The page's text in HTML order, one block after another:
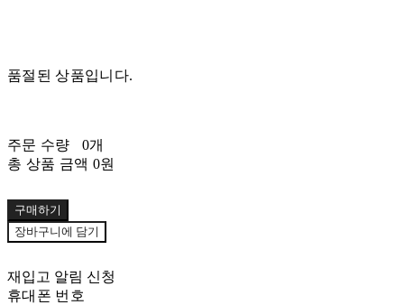
품절된 상품입니다.
주문 수량
0개
총 상품 금액 0원
구매하기
장바구니에 담기
재입고 알림 신청
휴대폰 번호